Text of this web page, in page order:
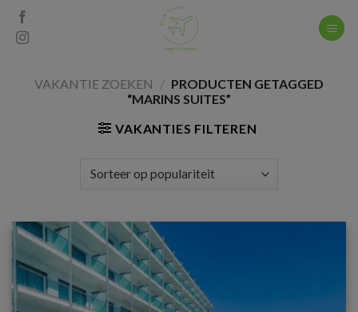
Skip
content
VAKANTIE ZOEKEN / PRODUCTEN GETAGGED
“MARINS SUITES”
VAKANTIES FILTEREN